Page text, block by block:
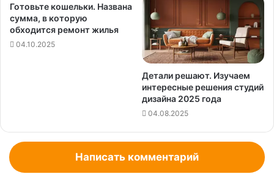
Готовьте кошельки. Названа
сумма, в которую
обходится ремонт жилья
04.10.2025
Детали решают. Изучаем
интересные решения студий
дизайна 2025 года
04.08.2025
Написать комментарий